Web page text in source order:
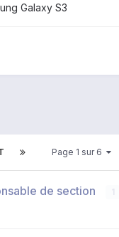
Galaxy S3
Page 1 sur 6
de section